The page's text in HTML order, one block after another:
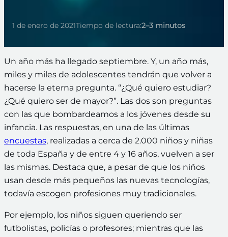
1 de enero de 2021Tiempo de lectura:2–3 minutos
Un año más ha llegado septiembre. Y, un año más,
miles y miles de adolescentes tendrán que volver a
hacerse la eterna pregunta. “¿Qué quiero estudiar?
¿Qué quiero ser de mayor?”. Las dos son preguntas
con las que bombardeamos a los jóvenes desde su
infancia. Las respuestas, en una de las últimas
encuestas, realizadas a cerca de 2.000 niños y niñas
de toda España y de entre 4 y 16 años, vuelven a ser
las mismas. Destaca que, a pesar de que los niños
usan desde más pequeños las nuevas tecnologías,
todavía escogen profesiones muy tradicionales.
Por ejemplo, los niños siguen queriendo ser
futbolistas, policías o profesores; mientras que las